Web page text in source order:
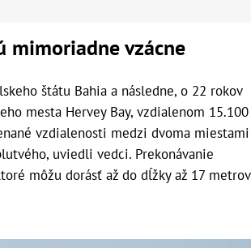
mimoriadne vzácne
štátu Bahia a následne, o 22 rokov
mesta Hervey Bay, vzdialenom 15.100
vzdialenosti medzi dvoma miestami
uviedli vedci. Prekonávanie
môžu dorásť až do dĺžky až 17 metrov